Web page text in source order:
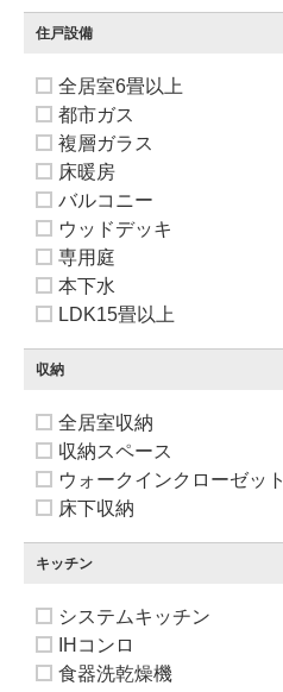
住戸設備
全居室6畳以上
都市ガス
複層ガラス
床暖房
バルコニー
ウッドデッキ
専用庭
本下水
LDK15畳以上
収納
全居室収納
収納スペース
ウォークインクローゼット
床下収納
キッチン
システムキッチン
IHコンロ
食器洗乾燥機